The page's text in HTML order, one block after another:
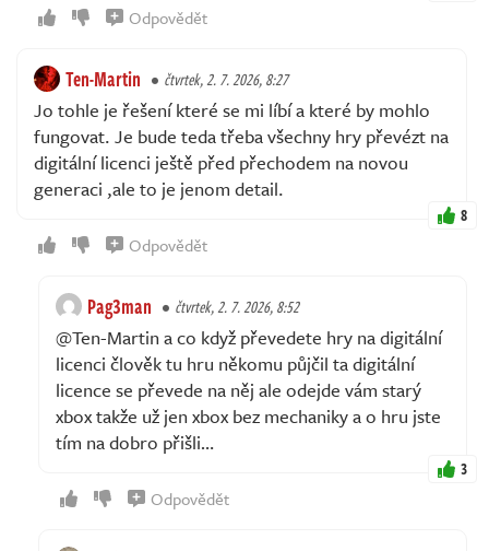
Odpovědět
Ten-Martin čtvrtek, 2. 7. 2026, 8:27
Jo tohle je řešení které se mi líbí a které by mohlo
fungovat. Je bude teda třeba všechny hry převézt na
digitální licenci ještě před přechodem na novou
generaci ,ale to je jenom detail.
8
Odpovědět
Pag3man čtvrtek, 2. 7. 2026, 8:52
@Ten-Martin a co když převedete hry na digitální
licenci člověk tu hru někomu půjčil ta digitální
licence se převede na něj ale odejde vám starý
xbox takže už jen xbox bez mechaniky a o hru jste
tím na dobro přišli…
3
Odpovědět